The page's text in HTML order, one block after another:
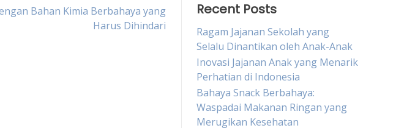
Bahan Kimia Berbahaya yang
Harus Dihindari
Recent Posts
Ragam Jajanan Sekolah yang
Selalu Dinantikan oleh Anak-Anak
Inovasi Jajanan Anak yang Menarik
Perhatian di Indonesia
Bahaya Snack Berbahaya:
Waspadai Makanan Ringan yang
Merugikan Kesehatan